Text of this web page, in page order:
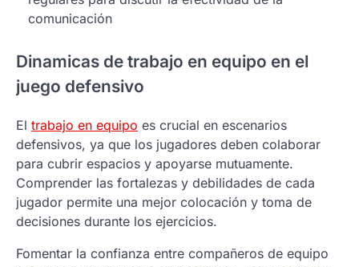
comunicación
Dinamicas de trabajo en equipo en el
juego defensivo
El trabajo en equipo es crucial en escenarios
defensivos, ya que los jugadores deben colaborar
para cubrir espacios y apoyarse mutuamente.
Comprender las fortalezas y debilidades de cada
jugador permite una mejor colocación y toma de
decisiones durante los ejercicios.
Fomentar la confianza entre compañeros de equipo